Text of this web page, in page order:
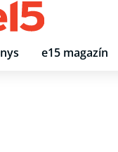
e15 magazín